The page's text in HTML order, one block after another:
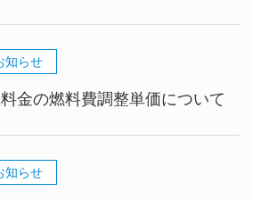
知らせ
金の燃料費調整単価について
知らせ